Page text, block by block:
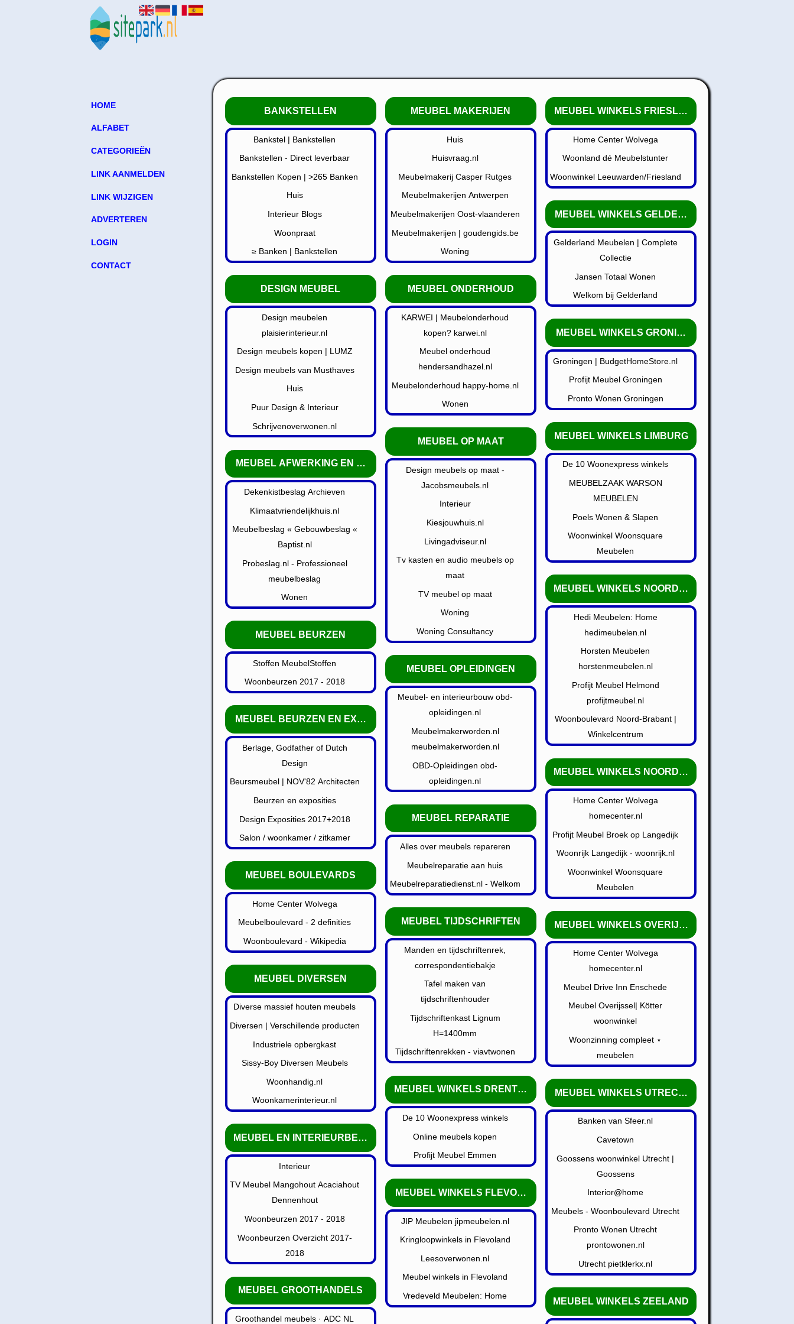
HOME
ALFABET
CATEGORIEËN
LINK AANMELDEN
LINK WIJZIGEN
ADVERTEREN
LOGIN
CONTACT
BANKSTELLEN
Bankstel | Bankstellen
Bankstellen - Direct leverbaar
Bankstellen Kopen | >265 Banken
Huis
Interieur Blogs
Woonpraat
≥ Banken | Bankstellen
DESIGN MEUBEL
Design meubelen
plaisierinterieur.nl
Design meubels kopen | LUMZ
Design meubels van Musthaves
Huis
Puur Design & Interieur
Schrijvenoverwonen.nl
MEUBEL AFWERKING EN BESLAG
Dekenkistbeslag Archieven
Klimaatvriendelijkhuis.nl
Meubelbeslag « Gebouwbeslag «
Baptist.nl
Probeslag.nl - Professioneel
meubelbeslag
Wonen
MEUBEL BEURZEN
Stoffen MeubelStoffen
Woonbeurzen 2017 - 2018
MEUBEL BEURZEN EN EXPOSITIES
Berlage, Godfather of Dutch
Design
Beursmeubel | NOV'82 Architecten
Beurzen en exposities
Design Exposities 2017+2018
Salon / woonkamer / zitkamer
MEUBEL BOULEVARDS
Home Center Wolvega
Meubelboulevard - 2 definities
Woonboulevard - Wikipedia
MEUBEL DIVERSEN
Diverse massief houten meubels
Diversen | Verschillende producten
Industriele opbergkast
Sissy-Boy Diversen Meubels
Woonhandig.nl
Woonkamerinterieur.nl
MEUBEL EN INTERIEURBEURZEN
Interieur
TV Meubel Mangohout Acaciahout
Dennenhout
Woonbeurzen 2017 - 2018
Woonbeurzen Overzicht 2017-
2018
MEUBEL GROOTHANDELS
Groothandel meubels · ADC NL
MEUBEL MAKERIJEN
Huis
Huisvraag.nl
Meubelmakerij Casper Rutges
Meubelmakerijen Antwerpen
Meubelmakerijen Oost-vlaanderen
Meubelmakerijen | goudengids.be
Woning
MEUBEL ONDERHOUD
KARWEI | Meubelonderhoud
kopen? karwei.nl
Meubel onderhoud
hendersandhazel.nl
Meubelonderhoud happy-home.nl
Wonen
MEUBEL OP MAAT
Design meubels op maat -
Jacobsmeubels.nl
Interieur
Kiesjouwhuis.nl
Livingadviseur.nl
Tv kasten en audio meubels op
maat
TV meubel op maat
Woning
Woning Consultancy
MEUBEL OPLEIDINGEN
Meubel- en interieurbouw obd-
opleidingen.nl
Meubelmakerworden.nl
meubelmakerworden.nl
OBD-Opleidingen obd-
opleidingen.nl
MEUBEL REPARATIE
Alles over meubels repareren
Meubelreparatie aan huis
Meubelreparatiedienst.nl - Welkom
MEUBEL TIJDSCHRIFTEN
Manden en tijdschriftenrek,
correspondentiebakje
Tafel maken van
tijdschriftenhouder
Tijdschriftenkast Lignum
H=1400mm
Tijdschriftenrekken - viavtwonen
MEUBEL WINKELS DRENTHE
De 10 Woonexpress winkels
Online meubels kopen
Profijt Meubel Emmen
MEUBEL WINKELS FLEVOLAND
JIP Meubelen jipmeubelen.nl
Kringloopwinkels in Flevoland
Leesoverwonen.nl
Meubel winkels in Flevoland
Vredeveld Meubelen: Home
MEUBEL WINKELS FRIESLAND
Home Center Wolvega
Woonland dé Meubelstunter
Woonwinkel Leeuwarden/Friesland
MEUBEL WINKELS GELDERLAND
Gelderland Meubelen | Complete
Collectie
Jansen Totaal Wonen
Welkom bij Gelderland
MEUBEL WINKELS GRONINGEN
Groningen | BudgetHomeStore.nl
Profijt Meubel Groningen
Pronto Wonen Groningen
MEUBEL WINKELS LIMBURG
De 10 Woonexpress winkels
MEUBELZAAK WARSON
MEUBELEN
Poels Wonen & Slapen
Woonwinkel Woonsquare
Meubelen
MEUBEL WINKELS NOORD-BRABANT
Hedi Meubelen: Home
hedimeubelen.nl
Horsten Meubelen
horstenmeubelen.nl
Profijt Meubel Helmond
profijtmeubel.nl
Woonboulevard Noord-Brabant |
Winkelcentrum
MEUBEL WINKELS NOORD-HOLLAND
Home Center Wolvega
homecenter.nl
Profijt Meubel Broek op Langedijk
Woonrijk Langedijk - woonrijk.nl
Woonwinkel Woonsquare
Meubelen
MEUBEL WINKELS OVERIJSSEL
Home Center Wolvega
homecenter.nl
Meubel Drive Inn Enschede
Meubel Overijssel| Kötter
woonwinkel
Woonzinning compleet ⋆
meubelen
MEUBEL WINKELS UTRECHT
Banken van Sfeer.nl
Cavetown
Goossens woonwinkel Utrecht |
Goossens
Interior@home
Meubels - Woonboulevard Utrecht
Pronto Wonen Utrecht
prontowonen.nl
Utrecht pietklerkx.nl
MEUBEL WINKELS ZEELAND